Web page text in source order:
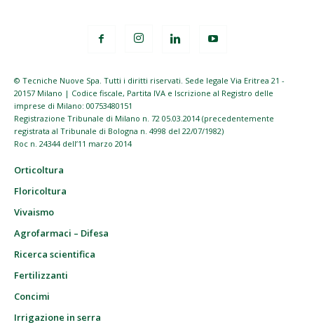
© Tecniche Nuove Spa. Tutti i diritti riservati. Sede legale Via Eritrea 21 -
20157 Milano | Codice fiscale, Partita IVA e Iscrizione al Registro delle
imprese di Milano: 00753480151
Registrazione Tribunale di Milano n. 72 05.03.2014 (precedentemente
registrata al Tribunale di Bologna n. 4998 del 22/07/1982)
Roc n. 24344 dell’11 marzo 2014
Orticoltura
Floricoltura
Vivaismo
Agrofarmaci – Difesa
Ricerca scientifica
Fertilizzanti
Concimi
Irrigazione in serra